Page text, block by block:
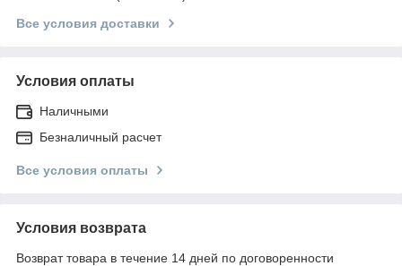
Все условия доставки
Условия оплаты
Наличными
Безналичный расчет
Все условия оплаты
Условия возврата
Возврат товара в течение 14 дней по договоренности